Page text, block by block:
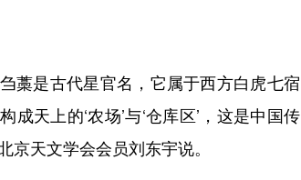
藁是古代星官名，它属于西方白虎七宿
天上的‘农场’与‘仓库区’，这是中国传
京天文学会会员刘东宇说。